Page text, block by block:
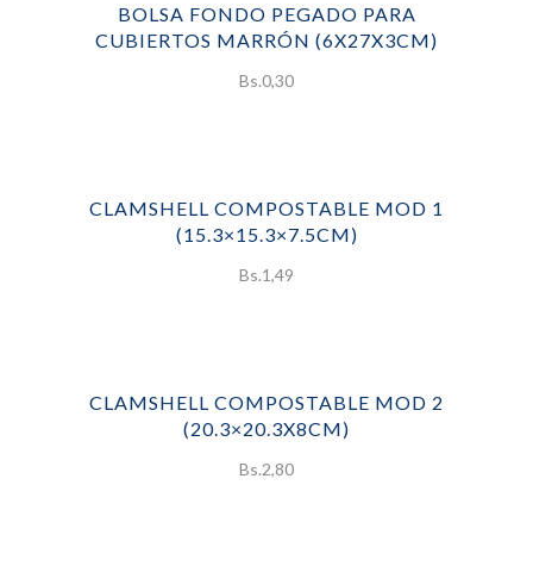
BOLSA FONDO PEGADO PARA
CUBIERTOS MARRÓN (6X27X3CM)
Bs.0,30
CLAMSHELL COMPOSTABLE MOD 1
(15.3×15.3×7.5CM)
Bs.1,49
CLAMSHELL COMPOSTABLE MOD 2
(20.3×20.3X8CM)
Bs.2,80